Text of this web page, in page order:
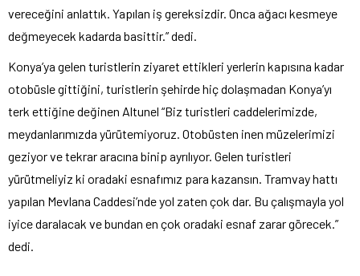
vereceğini anlattık. Yapılan iş gereksizdir. Onca ağacı kesmeye
değmeyecek kadarda basittir.” dedi.
Konya’ya gelen turistlerin ziyaret ettikleri yerlerin kapısına kadar
otobüsle gittiğini, turistlerin şehirde hiç dolaşmadan Konya’yı
terk ettiğine değinen Altunel “Biz turistleri caddelerimizde,
meydanlarımızda yürütemiyoruz. Otobüsten inen müzelerimizi
geziyor ve tekrar aracına binip ayrılıyor. Gelen turistleri
yürütmeliyiz ki oradaki esnafımız para kazansın. Tramvay hattı
yapılan Mevlana Caddesi’nde yol zaten çok dar. Bu çalışmayla yol
iyice daralacak ve bundan en çok oradaki esnaf zarar görecek.”
dedi.